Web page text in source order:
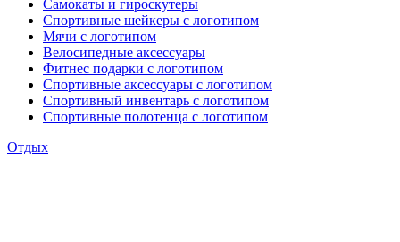
Самокаты и гироскутеры
Спортивные шейкеры с логотипом
Мячи с логотипом
Велосипедные аксессуары
Фитнес подарки с логотипом
Спортивные аксессуары с логотипом
Спортивный инвентарь с логотипом
Спортивные полотенца с логотипом
Отдых